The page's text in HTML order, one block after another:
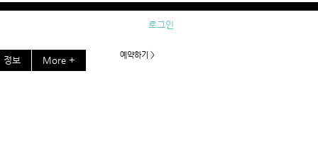
로그인
정보 More + 예약하기 >